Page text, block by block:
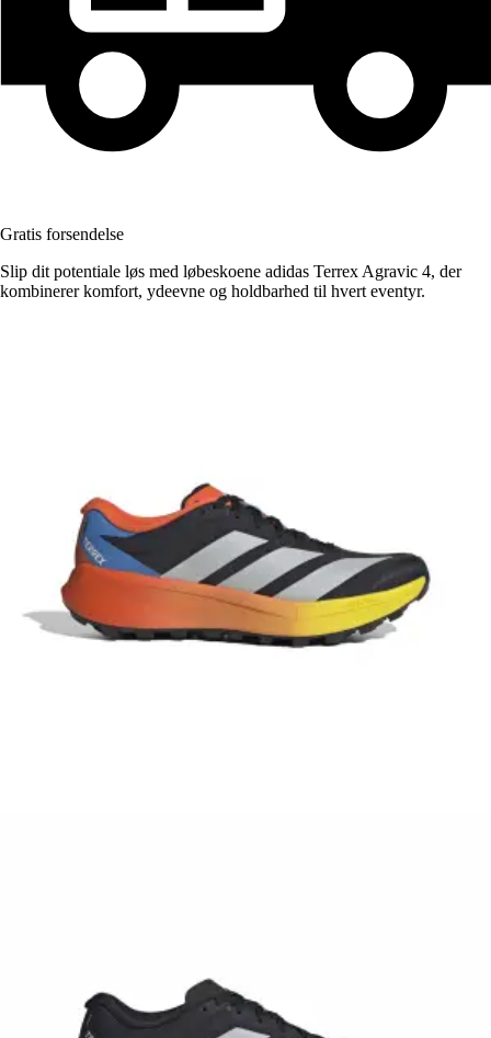
Gratis forsendelse
Slip dit potentiale løs med løbeskoene adidas Terrex Agravic 4, der
kombinerer komfort, ydeevne og holdbarhed til hvert eventyr.